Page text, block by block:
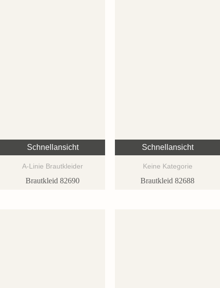
Schnellansicht
A-Linie Brautkleider
Brautkleid 82690
Schnellansicht
Keine Kategorie
Brautkleid 82688